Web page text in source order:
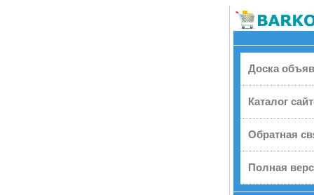
Доска
Каталог
Обратная
Полная